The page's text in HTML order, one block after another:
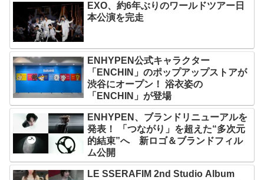
EXO、約6年ぶりのワールドツアー日
本公演を完走
ENHYPEN公式キャラクター
「ENCHIN」のポップアップストアが
渋谷にオープン！ 浴衣姿の
「ENCHIN」が登場
ENHYPEN、ブランドリニューアルを
発表！ 「つながり」を超えた“多次元
的結束”へ 新ロゴ＆ブランドフィル
ム公開
LE SSERAFIM 2nd Studio Album